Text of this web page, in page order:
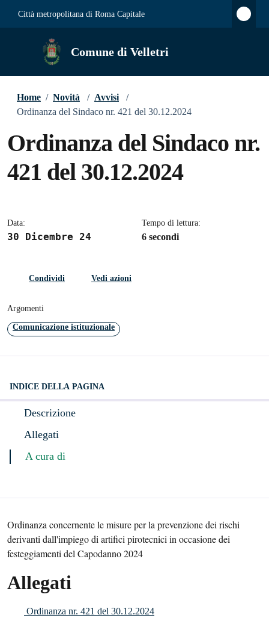
Città metropolitana di Roma Capitale
Comune di Velletri
Home / Novità / Avvisi
/
Ordinanza del Sindaco nr. 421 del 30.12.2024
Ordinanza del Sindaco nr.
421 del 30.12.2024
Data:
30 Dicembre 24
Tempo di lettura:
6 secondi
Condividi Vedi azioni
Argomenti
Comunicazione istituzionale
INDICE DELLA PAGINA
Descrizione
Allegati
A cura di
Ordinanza concernente le misure per la prevenzione dei rischi
derivanti dall'impiego di artifici pirotecnici in occasione dei
festeggiamenti del Capodanno 2024
Allegati
Ordinanza nr. 421 del 30.12.2024